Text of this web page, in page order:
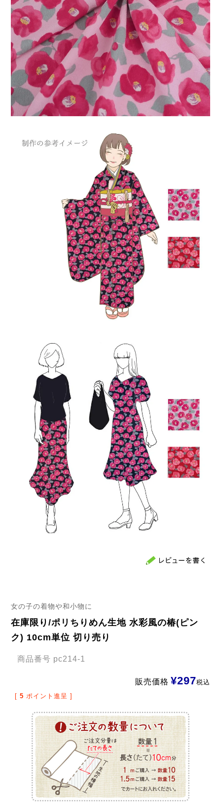
女の子の着物や和小物に
在庫限り/ポリちりめん生地 水彩風の椿(ピン
ク) 10cm単位 切り売り
商品番号 pc214-1
販売価格 ¥297税込
[ 5 ポイント進呈 ]